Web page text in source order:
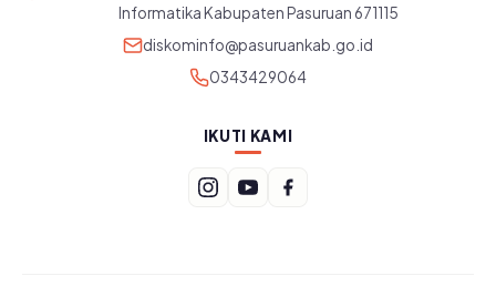
Informatika Kabupaten Pasuruan 671115
diskominfo@pasuruankab.go.id
0343429064
IKUTI KAMI